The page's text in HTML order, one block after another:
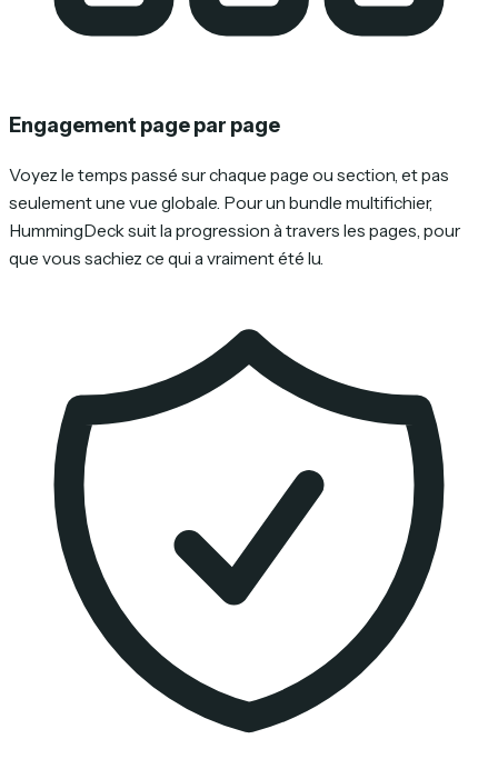
Engagement page par page
Voyez le temps passé sur chaque page ou section, et pas
seulement une vue globale. Pour un bundle multifichier,
HummingDeck suit la progression à travers les pages, pour
que vous sachiez ce qui a vraiment été lu.